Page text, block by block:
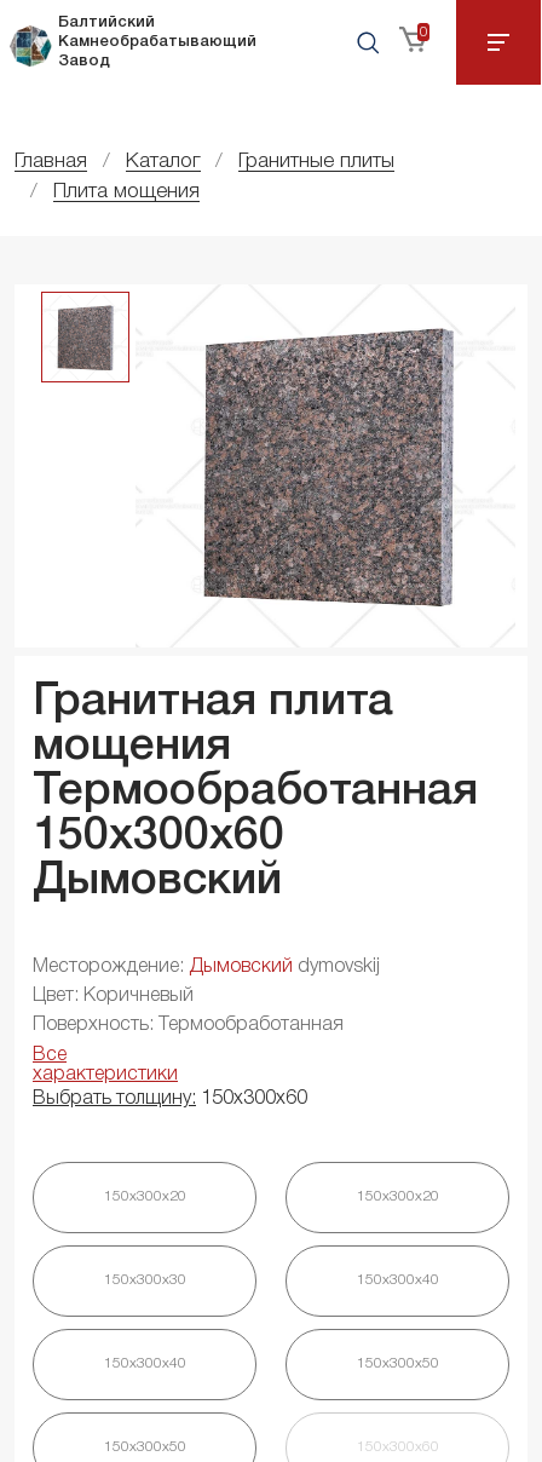
Балтийский
Камнеобрабатывающий
Завод
0
Главная Каталог
Гранитные плиты
Плита мощения
Гранитная плита
мощения
Термообработанная
150x300x60
Дымовский
Месторождение: Дымовский dymovskij
Цвет: Коричневый
Поверхность: Термообработанная
Все
характеристики
Выбрать толщину: 150х300х60
150х300х20 150х300х20
150х300х30 150х300х40
150х300х40 150х300х50
150х300х50 150х300х60